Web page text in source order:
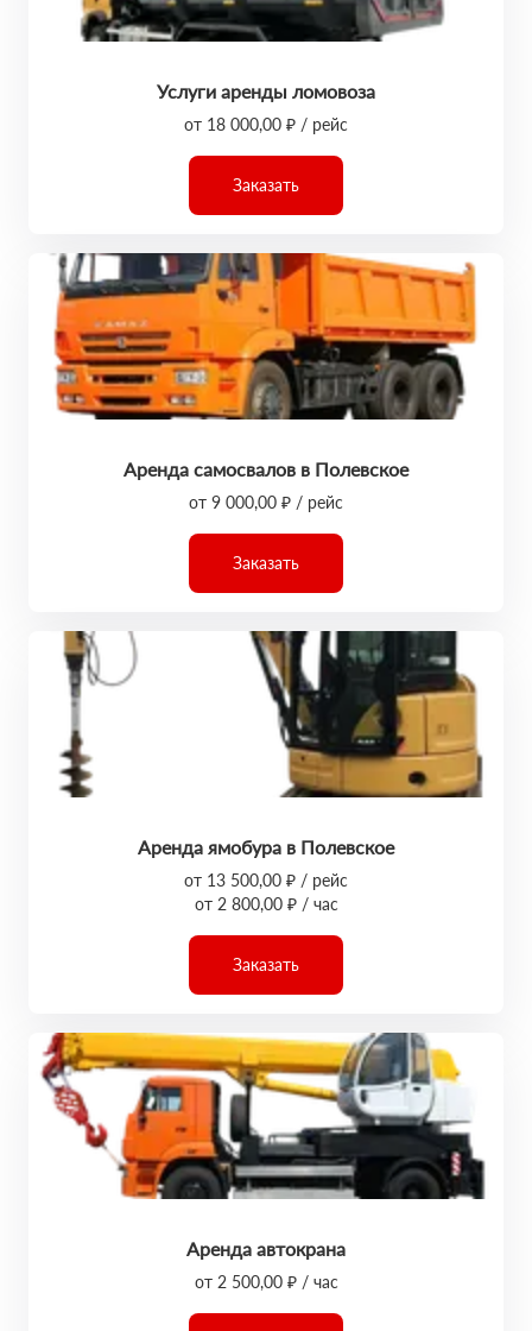
Услуги аренды ломовоза
от 18 000,00 ₽ / рейс
Заказать
Аренда самосвалов в Полевское
от 9 000,00 ₽ / рейс
Заказать
Аренда ямобура в Полевское
от 13 500,00 ₽ / рейс
от 2 800,00 ₽ / час
Заказать
Аренда автокрана
от 2 500,00 ₽ / час